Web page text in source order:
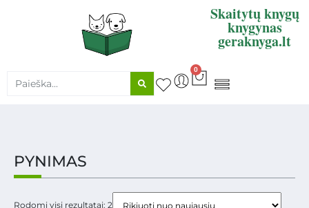
Skaitytų knygų
knygynas
geraknyga.lt
0
PYNIMAS
Rodomi visi rezultatai: 2